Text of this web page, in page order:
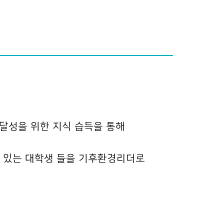
성을 위한 지식 습득을 통해
는 대학생 들을 기후환경리더로